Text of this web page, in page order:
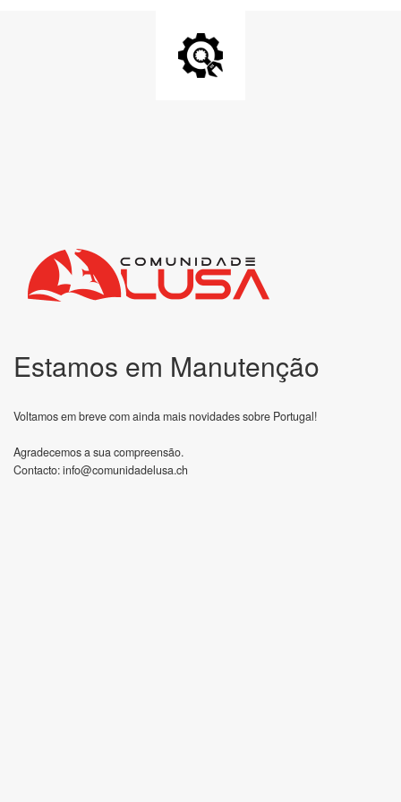
Estamos em Manutenção
Voltamos em breve com ainda mais novidades sobre Portugal!
Agradecemos a sua compreensão.
Contacto:info@comunidadelusa.ch